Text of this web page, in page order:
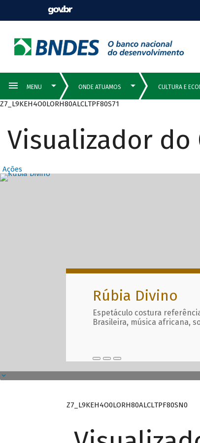
Z7_L9KEH4O0LORH80ALCLTPF80S71
Visualizador do
Ações
Destaques
Rúbia Divino
Espetáculo costura
Brasileira, música africana,
Z7_L9KEH4O0LORH80ALCLTPF80SN0